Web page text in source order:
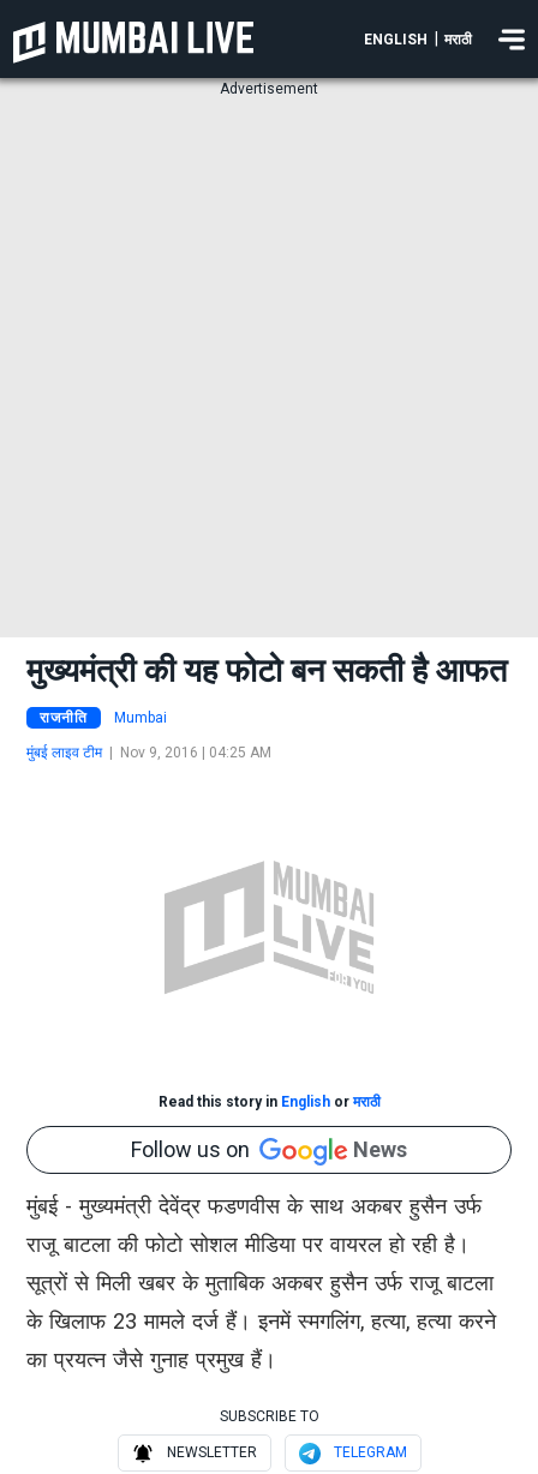
ENGLISH मराठी
Advertisement
मुख्यमंत्री की यह फोटो बन सकती है आफत
राजनीति Mumbai
मुंबई लाइव टीम| Nov 9, 2016 | 04:25 AM
Read this story in Englishorमराठी
Follow us on News
मुंबई - मुख्यमंत्री देवेंद्र फडणवीस के साथ अकबर हुसैन उर्फ
राजू बाटला की फोटो सोशल मीडिया पर वायरल हो रही है।
सूत्रों से मिली खबर के मुताबिक अकबर हुसैन उर्फ राजू बाटला
के खिलाफ 23 मामले दर्ज हैं। इनमें स्मगलिंग, हत्या, हत्या करने
का प्रयत्न जैसे गुनाह प्रमुख हैं।
SUBSCRIBE TO
NEWSLETTER TELEGRAM